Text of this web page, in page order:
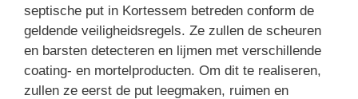
septische put in Kortessem betreden conform de
geldende veiligheidsregels. Ze zullen de scheuren
en barsten detecteren en lijmen met verschillende
coating- en mortelproducten. Om dit te realiseren,
zullen ze eerst de put leegmaken, ruimen en